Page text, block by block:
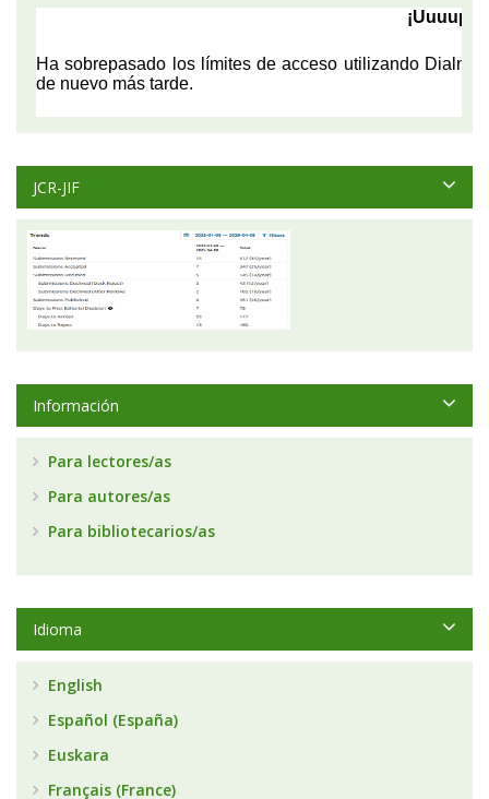
JCR-JIF
Información
Para lectores/as
Para autores/as
Para bibliotecarios/as
Idioma
English
Español (España)
Euskara
Français (France)